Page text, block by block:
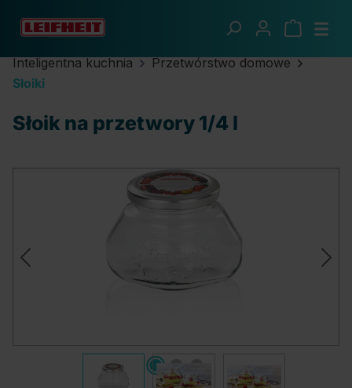
Przejdź do głównej zawartości
Inteligentna kuchnia
Przetwórstwo domowe
Słoiki
Słoik na przetwory 1/4 l